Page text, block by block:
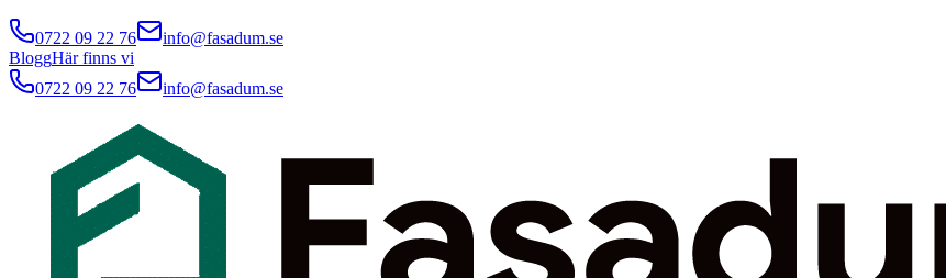
0722 09 22 76
info@fasadum.se
BloggHär finns vi
0722 09 22 76
info@fasadum.se